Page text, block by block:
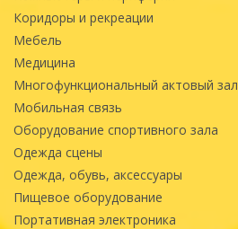
Коридоры и рекреации
Мебель
Медицина
Многофункциональный актовый зал
Мобильная связь
Оборудование спортивного зала
Одежда сцены
Одежда, обувь, аксессуары
Пищевое оборудование
Портативная электроника